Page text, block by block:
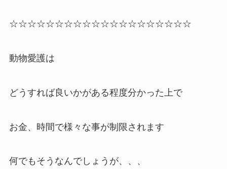
☆☆☆☆☆☆☆☆☆☆☆☆☆☆☆☆☆☆☆☆
動物愛護は
どうすれば良いかがある程度分かった上で
お金、時間で様々な事が制限されます
何でもそうなんでしょうが、、、